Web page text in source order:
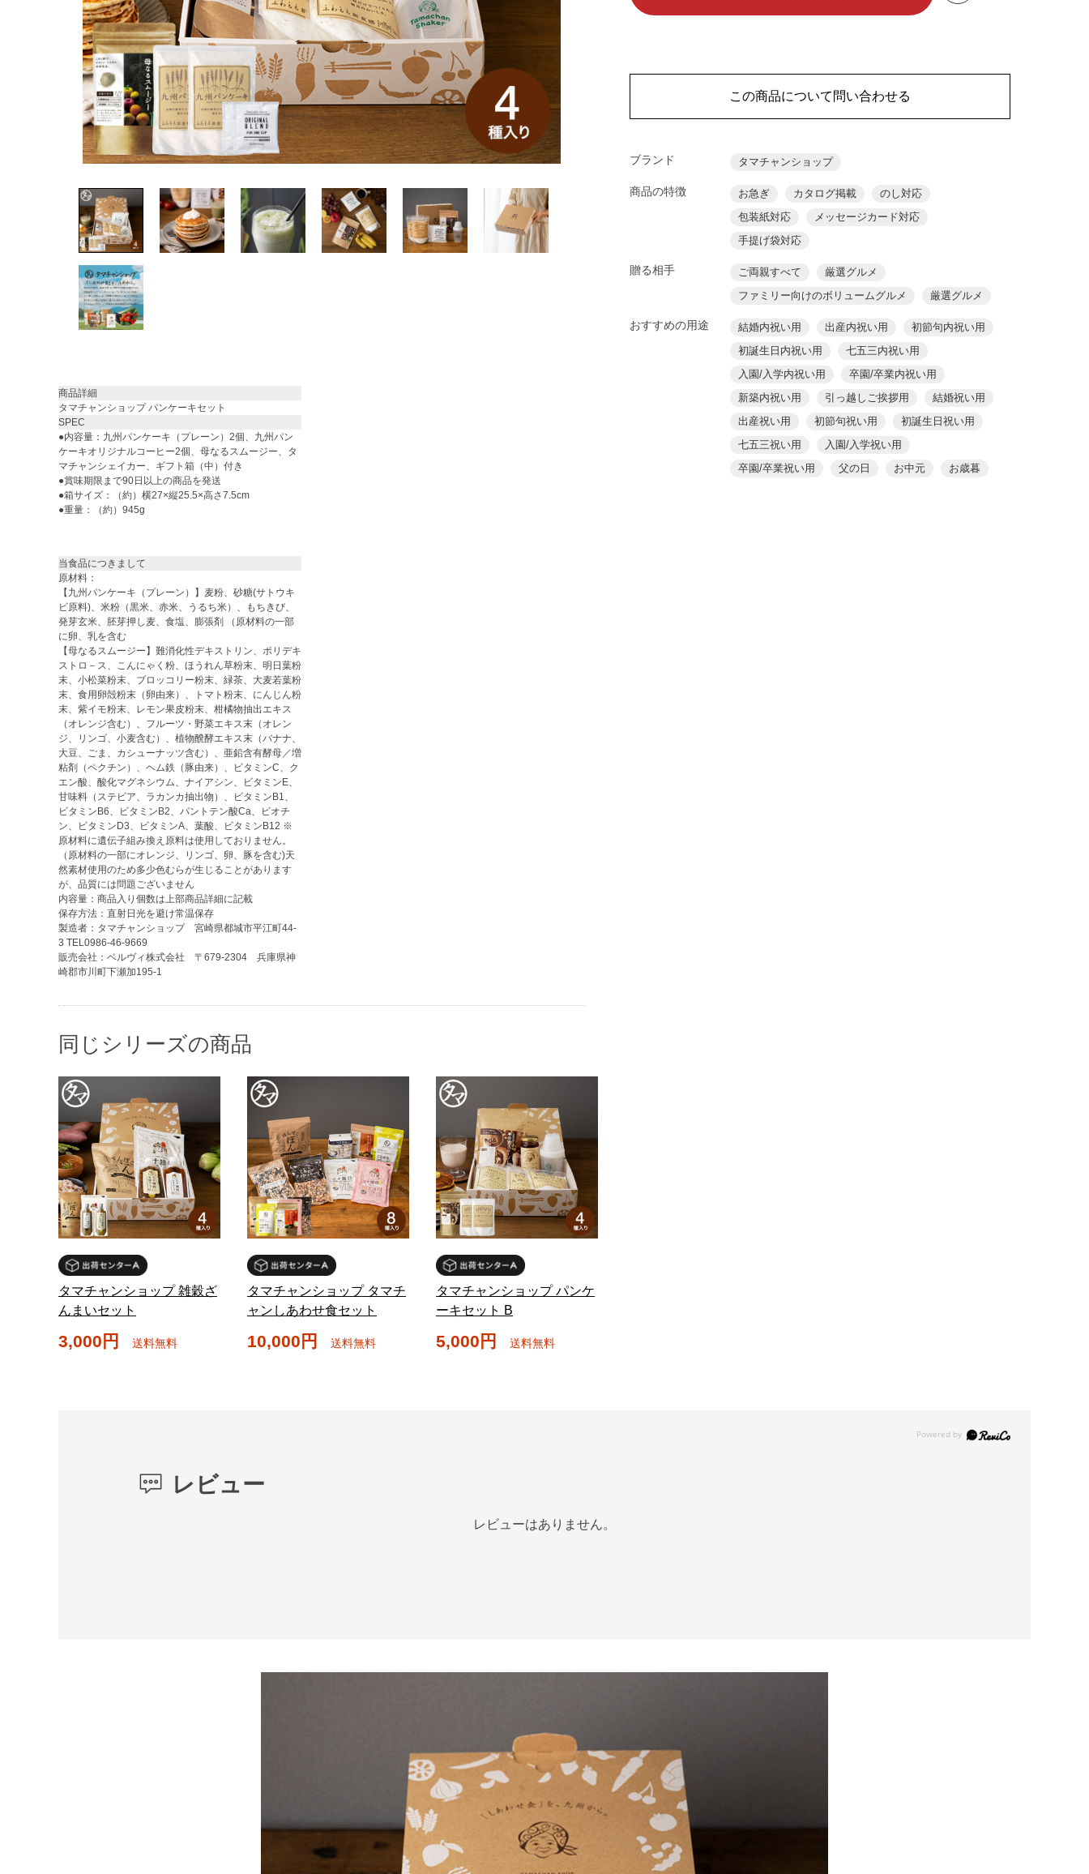
商品詳細
タマチャンショップ パンケーキセット
SPEC
●内容量：九州パンケーキ（プレーン）2個、九州パン
ケーキオリジナルコーヒー2個、母なるスムージー、タ
マチャンシェイカー、ギフト箱（中）付き
●賞味期限まで90日以上の商品を発送
●箱サイズ：（約）横27×縦25.5×高さ7.5cm
●重量：（約）945g
当食品につきまして
原材料：
【九州パンケーキ（プレーン）】麦粉、砂糖(サトウキ
ビ原料)、米粉（黒米、赤米、うるち米）、もちきび、
発芽玄米、胚芽押し麦、食塩、膨張剤 （原材料の一部
に卵、乳を含む
【母なるスムージー】難消化性デキストリン、ポリデキ
ストロ－ス、こんにゃく粉、ほうれん草粉末、明日葉粉
末、小松菜粉末、ブロッコリー粉末、緑茶、大麦若葉粉
末、食用卵殻粉末（卵由来）、トマト粉末、にんじん粉
末、紫イモ粉末、レモン果皮粉末、柑橘物抽出エキス
（オレンジ含む）、フルーツ・野菜エキス末（オレン
ジ、リンゴ、小麦含む）、植物醗酵エキス末（バナナ、
大豆、ごま、カシューナッツ含む）、亜鉛含有酵母／増
粘剤（ペクチン）、ヘム鉄（豚由来）、ビタミンC、ク
エン酸、酸化マグネシウム、ナイアシン、ビタミンE、
甘味料（ステビア、ラカンカ抽出物）、ビタミンB1、
ビタミンB6、ビタミンB2、パントテン酸Ca、ビオチ
ン、ビタミンD3、ビタミンA、葉酸、ビタミンB12 ※
原材料に遺伝子組み換え原料は使用しておりません。
（原材料の一部にオレンジ、リンゴ、卵、豚を含む)天
然素材使用のため多少色むらが生じることがあります
が、品質には問題ございません
内容量：商品入り個数は上部商品詳細に記載
保存方法：直射日光を避け常温保存
製造者：タマチャンショップ 宮崎県都城市平江町44-
3 TEL0986-46-9669
販売会社：ベルヴィ株式会社 〒679-2304 兵庫県神
崎郡市川町下瀬加195-1
この商品について問い合わせる
ブランド タマチャンショップ
商品の特徴 お急ぎ カタログ掲載
のし対応
包装紙対応
メッセージカード対応
手提げ袋対応
贈る相手 ご両親すべて
厳選グルメ
ファミリー向けのボリュームグルメ
厳選グルメ
おすすめの用途 結婚内祝い用 出産内祝い用
初節句内祝い用
初誕生日内祝い用
七五三内祝い用
入園/入学内祝い用
卒園/卒業内祝い用
新築内祝い用
引っ越しご挨拶用
結婚祝い用
出産祝い用
初節句祝い用
初誕生日祝い用
七五三祝い用
入園/入学祝い用
卒園/卒業祝い用
父の日 お中元 お歳暮
同じシリーズの商品
タマチャンショップ 雑穀ざ
んまいセット
3,000円 送料無料
タマチャンショップ タマチ
ャンしあわせ食セット
10,000円 送料無料
タマチャンショップ パンケ
ーキセット B
5,000円 送料無料
レビュー
レビューはありません。